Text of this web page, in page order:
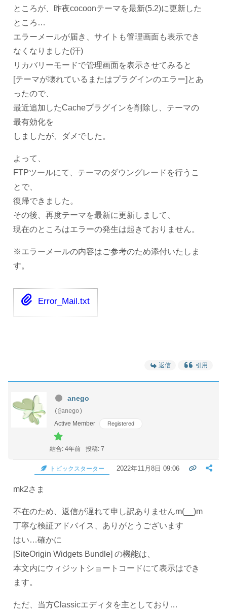
ところが、昨夜cocoonテーマを最新(5.2)に更新した
ところ…
エラーメールが届き、サイトも管理画面も表示でき
なくなりました(汗)
リカバリーモードで管理画面を表示させてみると
[テーマが壊れているまたはプラグインのエラー]とあ
ったので、
最近追加したCacheプラグインを削除し、テーマの
最有効化を
しましたが、ダメでした。
よって、
FTPツールにて、テーマのダウングレードを行うこ
とで、
復帰できました。
その後、再度テーマを最新に更新しまして、
現在のところはエラーの発生は起きておりません。
※エラーメールの内容はご参考のため添付いたしま
す。
Error_Mail.txt
返信 引用
anego
(@anego)
Active Member
Registered
結合: 4年前 投稿: 7
トピックスターター 2022年11月8日 09:06
mk2さま
不在のため、返信が遅れて申し訳ありませんm(__)m
丁寧な検証アドバイス、ありがとうございます
はい…確かに
[SiteOrigin Widgets Bundle] の機能は、
本文内にウィジットショートコードにて表示はでき
ます。
ただ、当方Classicエディタを主としており…